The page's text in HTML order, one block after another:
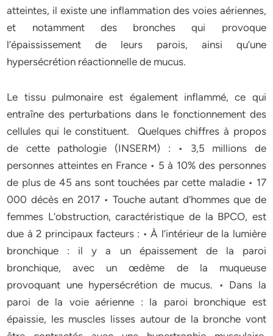
atteintes, il existe une inflammation des voies aériennes,
et notamment des bronches qui provoque
l’épaississement de leurs parois, ainsi qu’une
hypersécrétion réactionnelle de mucus.
Le tissu pulmonaire est également inflammé, ce qui
entraîne des perturbations dans le fonctionnement des
cellules qui le constituent. Quelques chiffres à propos
de cette pathologie (INSERM) : • 3,5 millions de
personnes atteintes en France • 5 à 10% des personnes
de plus de 45 ans sont touchées par cette maladie • 17
000 décès en 2017 • Touche autant d’hommes que de
femmes L’obstruction, caractéristique de la BPCO, est
due à 2 principaux facteurs : • À l’intérieur de la lumière
bronchique : il y a un épaissement de la paroi
bronchique, avec un œdème de la muqueuse
provoquant une hypersécrétion de mucus. • Dans la
paroi de la voie aérienne : la paroi bronchique est
épaissie, les muscles lisses autour de la bronche vont